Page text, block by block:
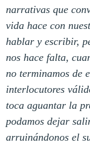
narrativas que
vida hace con
hablar y escribir,
nos hace falta,
no terminamos de
interlocutores
toca aguantar la
podamos dejar
arruinándonos el